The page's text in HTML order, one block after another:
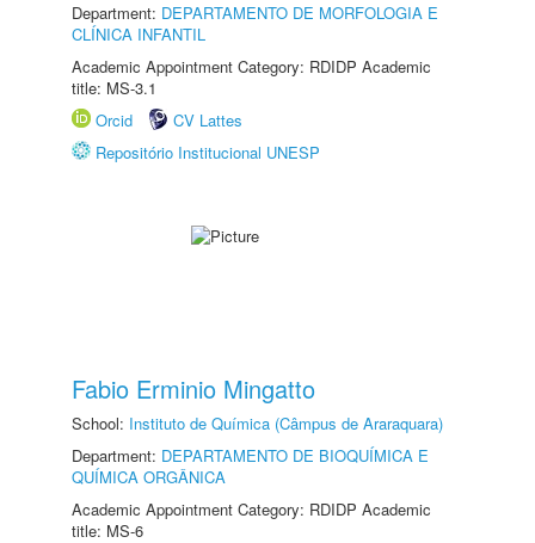
Department: DEPARTAMENTO DE MORFOLOGIA E
CLÍNICA INFANTIL
Academic Appointment Category: RDIDP Academic
title: MS-3.1
Orcid
CV Lattes
Repositório Institucional UNESP
Fabio Erminio Mingatto
School: Instituto de Química (Câmpus de Araraquara)
Department: DEPARTAMENTO DE BIOQUÍMICA E
QUÍMICA ORGÂNICA
Academic Appointment Category: RDIDP Academic
title: MS-6